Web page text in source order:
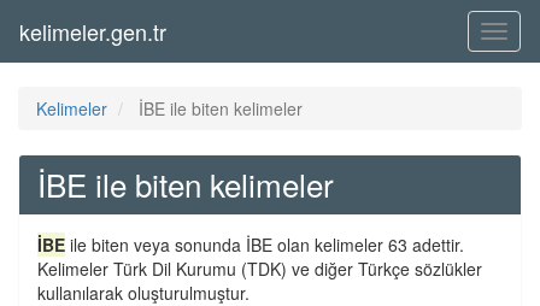
Menü
kelimeler.gen.tr
Kelimeler İBE ile biten kelimeler
İBE ile biten kelimeler
İBE ile biten veya sonunda İBE olan kelimeler 63 adettir.
Kelimeler Türk Dil Kurumu (TDK) ve diğer Türkçe sözlükler
kullanılarak oluşturulmuştur.